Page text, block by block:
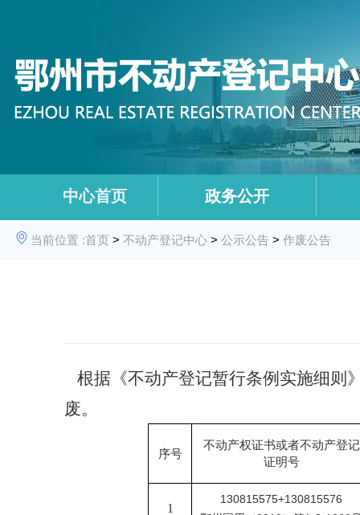
中心首页 政务公开
当前位置 :首页 > 不动产登记中心 > 公示公告 > 作废公告
根据《不动产登记暂行条例实施细则
废。
序号
不动产权证书或者不动产登记
证明号
1
130815575+130815576